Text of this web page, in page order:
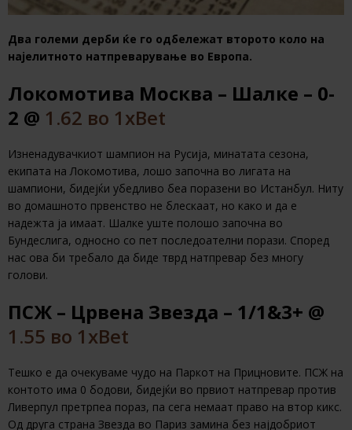
Два големи дерби ќе го одбележат второто коло на
најелитното натпреварување во Европа.
Локомотива Москва – Шалке – 0-
2 @ 1.62 во 1xBet
Изненадувачкиот шампион на Русија, минатата сезона,
екипата на Локомотива, лошо започна во лигата на
шампиони, бидејќи убедливо беа поразени во Истанбул. Ниту
во домашното првенство не блескаат, но како и да е
надежта ја имаат. Шалке уште полошо започна во
Бундеслига, односно со пет последоателни порази. Според
нас ова би требало да биде тврд натпревар без многу
голови.
ПСЖ – Црвена Звезда – 1/1&3+ @
1.55 во 1хBet
Тешко е да очекуваме чудо на Паркот на Прицновите. ПСЖ на
контото има 0 бодови, бидејќи во првиот натпревар против
Ливерпул претрпеа пораз, па сега немаат право на втор кикс.
Од друга страна Звезда во Париз замина без најдобриот